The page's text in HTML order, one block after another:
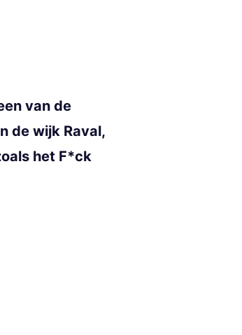
van de
de wijk Raval,
het F*ck